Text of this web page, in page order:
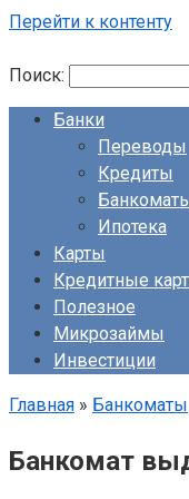
Перейти к контенту
Поиск:
Банки
Переводы
Кредиты
Ипотека
Карты
Кредитные
Полезное
Микрозаймы
Инвестиции
Главная » Банкоматы
Банкомат